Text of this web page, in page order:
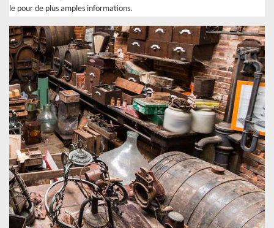
le pour de plus amples informations.